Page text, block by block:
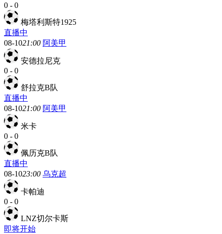
0 - 0
梅塔利斯特1925
直播中
08-1021:00 阿美甲
安德拉尼克
0 - 0
舒拉克B队
直播中
08-1021:00 阿美甲
米卡
0 - 0
佩历克B队
直播中
08-1023:00 乌克超
卡帕迪
0 - 0
LNZ切尔卡斯
即将开始